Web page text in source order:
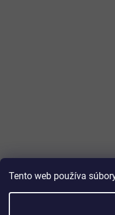
Tento web používa